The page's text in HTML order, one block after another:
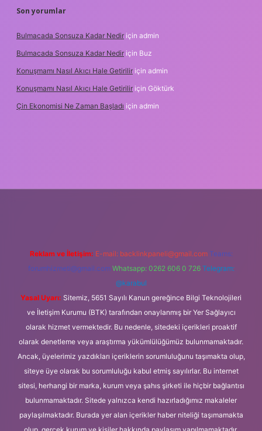
Son yorumlar
Bulmacada Sonsuza Kadar Nedir için admin
Bulmacada Sonsuza Kadar Nedir için Buz
Konuşmamı Nasıl Akıcı Hale Getirilir için admin
Konuşmamı Nasıl Akıcı Hale Getirilir için Göktürk
Çin Ekonomisi Ne Zaman Başladı için admin
Reklam ve İletişim: E-mail: backlinkpaneli@gmail.com Teams:
forumhizmeti@gmail.com Whatsapp: 0262 606 0 726 Telegram:
@karabul
Yasal Uyarı: Sitemiz, 5651 Sayılı Kanun gereğince Bilgi Teknolojileri
ve İletişim Kurumu (BTK) tarafından onaylanmış bir Yer Sağlayıcı
olarak hizmet vermektedir. Bu nedenle, sitedeki içerikleri proaktif
olarak denetleme veya araştırma yükümlülüğümüz bulunmamaktadır.
Ancak, üyelerimiz yazdıkları içeriklerin sorumluluğunu taşımakta olup,
siteye üye olarak bu sorumluluğu kabul etmiş sayılırlar. Bu internet
sitesi, herhangi bir marka, kurum veya şahıs şirketi ile hiçbir bağlantısı
bulunmamaktadır. Sitede yalnızca kendi hazırladığımız makaleler
paylaşılmaktadır. Burada yer alan içerikler haber niteliği taşımamakta